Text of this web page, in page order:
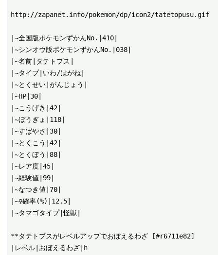
http://zapanet.info/pokemon/dp/icon2/tatetopusu.gif
|~全国版ポケモンずかんNo.|410|
|~シンオウ版ポケモンずかんNo.|038|
|~名前|タテトプス|
|~タイプ|いわ/はがね|
|~とくせい|がんじょう|
|~HP|30|
|~こうげき|42|
|~ぼうぎょ|118|
|~すばやさ|30|
|~とくこう|42|
|~とくぼう|88|
|~レア度|45|
|~経験値|99|
|~なつき値|70|
|~♀確率(%)|12.5|
**タテトプスがレベルアップでおぼえるわざ [#r6711e82]
|レベル|おぼえるわざ|h